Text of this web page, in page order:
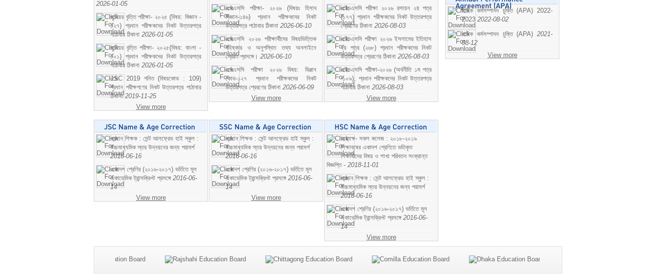
2026-01-05
জুনিয়র বৃত্তি পরীক্ষা- ২০২৫ (বিষয়: বিজ্ঞান -
১২৭) প্রধান পরীক্ষকদের নিকট উত্তরপত্র
পাঠাবার ঠিকানা 2026-01-05
জুনিয়র বৃত্তি পরীক্ষা- ২০২৫(বিষয়: বাংলা -
১০১) প্রধান পরীক্ষকদের নিকট উত্তরপত্র
পাঠাবার ঠিকানা 2026-01-05
JSC 2019 গনিত (বিষয়কোড : 109)
প্রধান পরীক্ষগণের নিকট উত্তরপত্র পাঠাবার
ঠিকানা2019-11-25
View more
এসএসসি পরীক্ষা- ২০২৬ (বিষয়ঃ হিসাব
বিজ্ঞান-১৪৬) প্রধান পরীক্ষকদের নিকট
উত্তরপত্র পাঠাবার ঠিকানা 2026-06-10
এসএসসি ২০২৬ পরীক্ষার্থীদের বিষয়ভিত্তিক
বহিষ্কার ও অনুপস্থিত তথ্য অনলাইনে
প্রেরণ প্রসঙ্গে। 2026-06-10
এসএসসি পরীক্ষা ২০২৬ বিষয়: বিঞ্জান
কোড-১২৭ প্রধান পরীক্ষকদের নিকট
উত্তরপত্র প্রেরণের ঠিকানা 2026-06-09
View more
এইচএসসি পরীক্ষা ২০২৬ রসায়ন ২য় পত্র
(১৭৭) প্রধান পরীক্ষকদের নিকট উত্তরপত্র
প্রেরণের ঠিকানা 2026-08-03
এইচএসসি পরীক্ষা ২০২৬ ইসলামের ইতিহাস
২য় পত্র (২৬৮) প্রধান পরীক্ষকদের নিকট
উত্তরপত্র প্রেরণের ঠিকানা 2026-08-03
এইচএসসি পরীক্ষা-২০২৬ (অর্থনীতি ১ম পত্র
-১০৯), প্রধান পরীক্ষকদের নিকট উত্তরপত্র
পাঠাবার ঠিকানা 2026-08-03
View more
প্রধান শিক্ষক : সেন্ট আলফ্রেড হাই স্কুল :
উচ্চমাধ্যমিক স্তর উন্নয়নের জন্য পরামর্শ
2016-06-16
একাদশ শ্রেণির (২০১৬-২০১৭) ভর্তিতে মূল
একাডেমিক ট্রান্সক্রিপ্ট প্রসঙ্গে 2016-06-
14
View more
প্রধান শিক্ষক : সেন্ট আলফ্রেড হাই স্কুল :
উচ্চমাধ্যমিক স্তর উন্নয়নের জন্য পরামর্শ
2016-06-16
একাদশ শ্রেণির (২০১৬-২০১৭) ভর্তিতে মূল
একাডেমিক ট্রান্সক্রিপ্ট প্রসঙ্গে 2016-06-
14
View more
অধ্যক্ষ- সকল কলেজ : ২০১৮-২০১৯
শিক্ষাবষের একাদশ শ্রেণিতে ভতিকৃত
শিক্ষাথীদের বিষয় ও শাখা পরিবতন সংক্রান্ত
বিজ্ঞপ্তি - 2018-11-01
প্রধান শিক্ষক : সেন্ট আলফ্রেড হাই স্কুল :
উচ্চমাধ্যমিক স্তর উন্নয়নের জন্য পরামর্শ
2016-06-16
একাদশ শ্রেণির (২০১৬-২০১৭) ভর্তিতে মূল
একাডেমিক ট্রান্সক্রিপ্ট প্রসঙ্গে 2016-06-
14
View more
বাষিক কর্মসম্পাদন চুক্তি (APA) 2022-
2023 2022-08-02
বাষিক কর্মসম্পাদন চুক্তি (APA) 2021-
08-12
View more